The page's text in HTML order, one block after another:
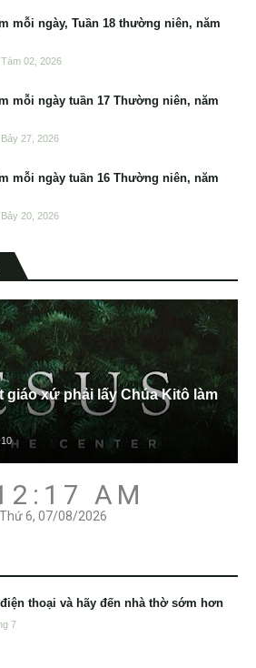
mỗi ngày, Tuần 18 thường niên, năm
02, 2026
mỗi ngày tuần 17 Thường niên, năm
27, 2026
mỗi ngày tuần 16 Thường niên, năm
20, 2026
giáo xứ phải lấy Chúa Kitô làm
AM
Thứ 6, 07/08/2026
điện thoại và hãy đến nhà thờ sớm hơn
7